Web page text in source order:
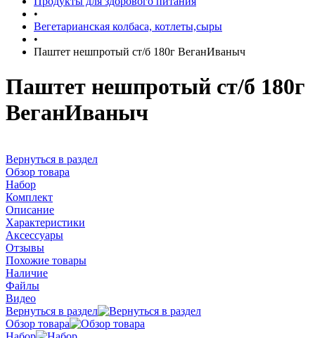
•
Вегетарианская колбаса, котлеты,сыры
•
Паштет нешпротый ст/б 180г ВеганИваныч
Паштет нешпротый ст/б 180г
ВеганИваныч
Вернуться в раздел
Обзор товара
Набор
Комплект
Описание
Характеристики
Аксессуары
Отзывы
Похожие товары
Наличие
Файлы
Видео
Вернуться в раздел
Обзор товара